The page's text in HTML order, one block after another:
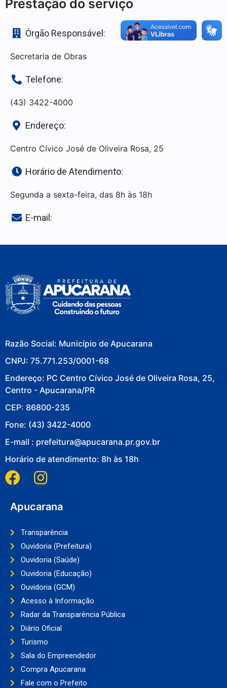
Prestação do serviço
Órgão Responsável:
Secretaria de Obras
Telefone:
(43) 3422-4000
Endereço:
Centro Cívico José de Oliveira Rosa, 25
Horário de Atendimento:
Segunda a sexta-feira, das 8h às 18h
E-mail:
Razão Social: Município de Apucarana
CNPJ: 75.771.253/0001-68
Endereço: PC Centro Cívico José de Oliveira Rosa, 25,
Centro - Apucarana/PR
CEP: 86800-235
Fone: (43) 3422-4000
E-mail : prefeitura@apucarana.pr.gov.br
Horário de atendimento: 8h às 18h
Apucarana
Transparência
Ouvidoria (Prefeitura)
Ouvidoria (Saúde)
Ouvidoria (Educação)
Ouvidoria (GCM)
Acesso à Informação
Radar da Transparência Pública
Diário Oficial
Turismo
Sala do Empreendedor
Compra Apucarana
Fale com o Prefeito